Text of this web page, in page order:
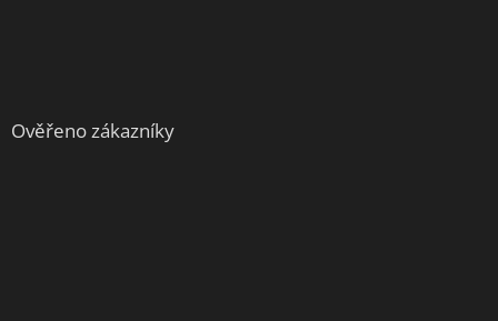
Ověřeno zákazníky